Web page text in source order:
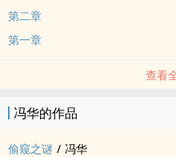
第二章
第一章
查看
冯华的作品
偷窥之谜 / 冯华